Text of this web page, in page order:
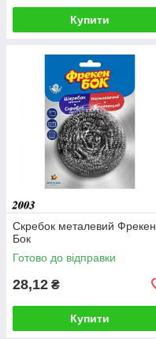
Купити
Скребок металевий Фрекен
Бок
Готово до відправки
28,12 ₴
Купити